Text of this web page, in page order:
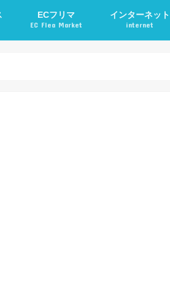
ECフリマ
EC Flea Market
インターネット
internet